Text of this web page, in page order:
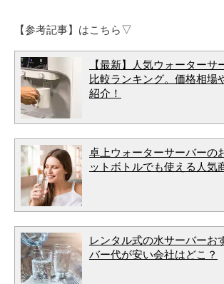
【参考記事】はこちら▽
【最新】人気ウォーターサ
比較ランキング。価格相場
紹介！
卓上ウォーターサーバーの
ットボトルでも使える人気
レンタル式の水サーバーお
バー代が安い会社はどこ？